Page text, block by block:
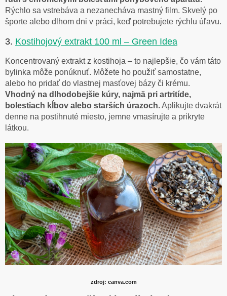
Rýchlo sa vstrebáva a nezanecháva mastný film. Skvelý po
športe alebo dlhom dni v práci, keď potrebujete rýchlu úľavu.
3. Kostihojový extrakt 100 ml – Green Idea
Koncentrovaný extrakt z kostihoja – to najlepšie, čo vám táto
bylinka môže ponúknuť. Môžete ho použiť samostatne,
alebo ho pridať do vlastnej masťovej bázy či krému.
Vhodný na dlhodobejšie kúry, najmä pri artritíde,
bolestiach kĺbov alebo starších úrazoch.Aplikujte dvakrát
denne na postihnuté miesto, jemne vmasírujte a prikryte
látkou.
zdroj: canva.com